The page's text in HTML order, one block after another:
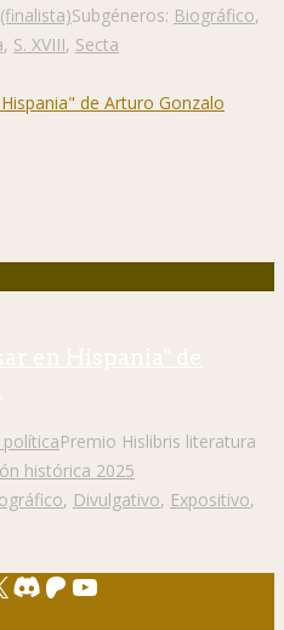
Subgéneros: Biográfico,
, S. XVIII, Secta
en Hispania" de
Premio Hislibris literatura
histórica 2025
, Divulgativo, Expositivo,
Discord
Patreon
YouTube